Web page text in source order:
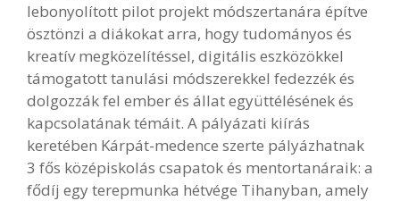
lebonyolított pilot projekt módszertanára építve
ösztönzi a diákokat arra, hogy tudományos és
kreatív megközelítéssel, digitális eszközökkel
támogatott tanulási módszerekkel fedezzék és
dolgozzák fel ember és állat együttélésének és
kapcsolatának témáit. A pályázati kiírás
keretében Kárpát-medence szerte pályázhatnak
3 fős középiskolás csapatok és mentortanáraik: a
fődíj egy terepmunka hétvége Tihanyban, amely